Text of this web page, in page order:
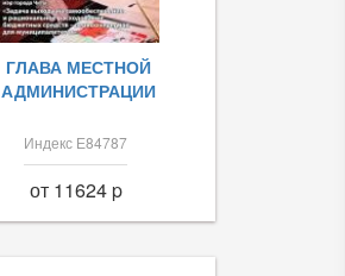
ГЛАВА МЕСТНОЙ
АДМИНИСТРАЦИИ
Индекс Е84787
от 11624 p